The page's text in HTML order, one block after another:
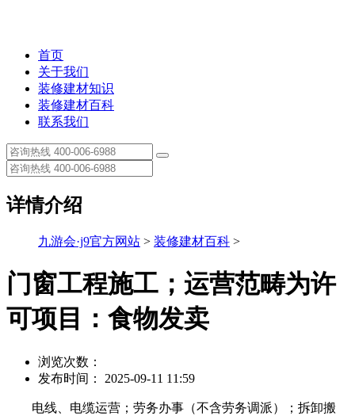
首页
关于我们
装修建材知识
装修建材百科
联系我们
详情介绍
九游会·j9官方网站 > 装修建材百科 >
门窗工程施工；运营范畴为许
可项目：食物发卖
浏览次数：
发布时间： 2025-09-11 11:59
电线、电缆运营；劳务办事（不含劳务调派）；拆卸搬